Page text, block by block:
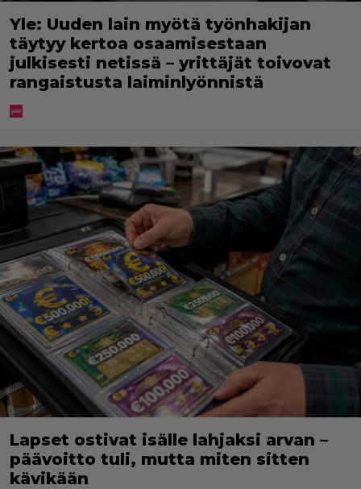
Yle: Uuden lain myötä työnhakijan
täytyy kertoa osaamisestaan
julkisesti netissä – yrittäjät toivovat
rangaistusta laiminlyönnistä
Lapset ostivat isälle lahjaksi arvan –
päävoitto tuli, mutta miten sitten
kävikään